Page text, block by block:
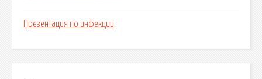
Презентация по инфекции